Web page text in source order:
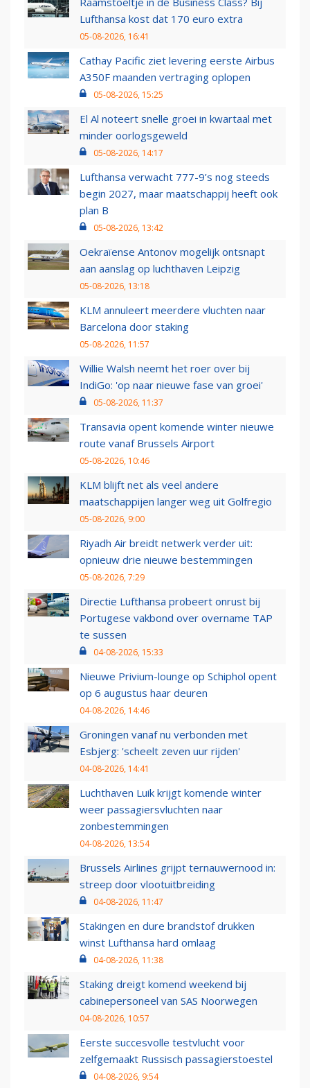
Lufthansa kost dat 170 euro extra
05-08-2026, 16:41
Cathay Pacific ziet levering eerste Airbus
A350F maanden vertraging oplopen
05-08-2026, 15:25
El Al noteert snelle groei in kwartaal met
minder oorlogsgeweld
05-08-2026, 14:17
Lufthansa verwacht 777-9’s nog steeds
begin 2027, maar maatschappij heeft ook
plan B
05-08-2026, 13:42
Oekraïense Antonov mogelijk ontsnapt
aan aanslag op luchthaven Leipzig
05-08-2026, 13:18
KLM annuleert meerdere vluchten naar
Barcelona door staking
05-08-2026, 11:57
Willie Walsh neemt het roer over bij
IndiGo: 'op naar nieuwe fase van groei'
05-08-2026, 11:37
Transavia opent komende winter nieuwe
route vanaf Brussels Airport
05-08-2026, 10:46
KLM blijft net als veel andere
maatschappijen langer weg uit Golfregio
05-08-2026, 9:00
Riyadh Air breidt netwerk verder uit:
opnieuw drie nieuwe bestemmingen
05-08-2026, 7:29
Directie Lufthansa probeert onrust bij
Portugese vakbond over overname TAP
te sussen
04-08-2026, 15:33
Nieuwe Privium-lounge op Schiphol opent
op 6 augustus haar deuren
04-08-2026, 14:46
Groningen vanaf nu verbonden met
Esbjerg: 'scheelt zeven uur rijden'
04-08-2026, 14:41
Luchthaven Luik krijgt komende winter
weer passagiersvluchten naar
zonbestemmingen
04-08-2026, 13:54
Brussels Airlines grijpt ternauwernood in:
streep door vlootuitbreiding
04-08-2026, 11:47
Stakingen en dure brandstof drukken
winst Lufthansa hard omlaag
04-08-2026, 11:38
Staking dreigt komend weekend bij
cabinepersoneel van SAS Noorwegen
04-08-2026, 10:57
Eerste succesvolle testvlucht voor
zelfgemaakt Russisch passagierstoestel
04-08-2026, 9:54